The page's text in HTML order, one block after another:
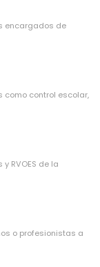
encargados de
como control escolar,
RVOES de la
o profesionistas a